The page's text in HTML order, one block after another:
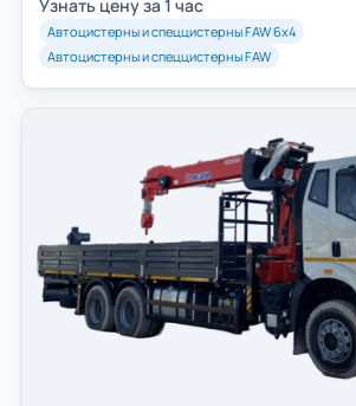
Узнать цену за 1 час
Автоцистерны и спеццистерны FAW 6х4
Автоцистерны и спеццистерны FAW